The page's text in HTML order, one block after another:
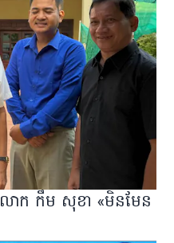
ក កឹម សុខា «មិនមែន